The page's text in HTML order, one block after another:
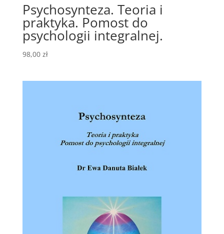
Psychosynteza. Teoria i
praktyka. Pomost do
psychologii integralnej.
98,00 zł